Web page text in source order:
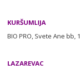
KURŠUMLIJA
BIO PRO, Svete Ane bb,
LAZAREVAC